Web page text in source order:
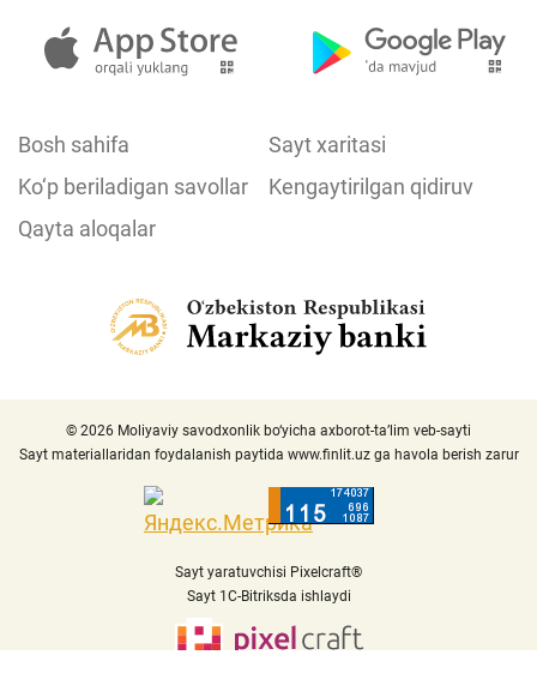
Bosh sahifa
Sayt xaritasi
Ko‘p beriladigan savollar
Kengaytirilgan qidiruv
Qayta aloqalar
© 2026 Moliyaviy savodxonlik bo‘yicha axborot-ta’lim veb-sayti
Sayt materiallaridan foydalanish paytida www.finlit.uzga havola berish zarur
Sayt yaratuvchisi Pixelcraft®
Sayt 1C-Bitriksda ishlaydi